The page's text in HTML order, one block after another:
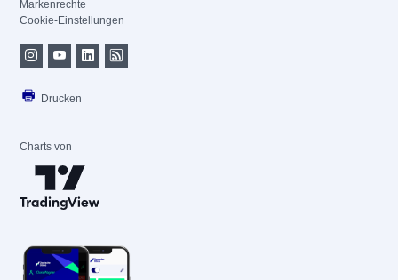
Markenrechte
Cookie-Einstellungen
Drucken
Charts von